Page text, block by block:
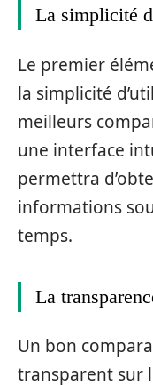
La simplicité
Le premier
la simplicité
meilleurs
une interface
permettra
informations
temps.
La
Un bon
transparent sur